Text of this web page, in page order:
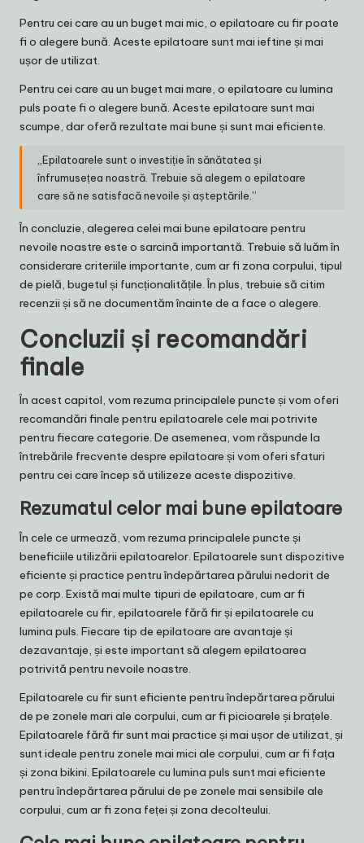
Pentru cei care au un buget mai mic, o epilatoare cu fir poate
fi o alegere bună. Aceste epilatoare sunt mai ieftine și mai
ușor de utilizat.
Pentru cei care au un buget mai mare, o epilatoare cu lumina
puls poate fi o alegere bună. Aceste epilatoare sunt mai
scumpe, dar oferă rezultate mai bune și sunt mai eficiente.
„Epilatoarele sunt o investiție în sănătatea și
înfrumusețea noastră. Trebuie să alegem o epilatoare
care să ne satisfacă nevoile și așteptările.”
În concluzie, alegerea celei mai bune epilatoare pentru
nevoile noastre este o sarcină importantă. Trebuie să luăm în
considerare criteriile importante, cum ar fi zona corpului, tipul
de pielă, bugetul și funcționalitățile. În plus, trebuie să citim
recenzii și să ne documentăm înainte de a face o alegere.
Concluzii și recomandări
finale
În acest capitol, vom rezuma principalele puncte și vom oferi
recomandări finale pentru epilatoarele cele mai potrivite
pentru fiecare categorie. De asemenea, vom răspunde la
întrebările frecvente despre epilatoare și vom oferi sfaturi
pentru cei care încep să utilizeze aceste dispozitive.
Rezumatul celor mai bune epilatoare
În cele ce urmează, vom rezuma principalele puncte și
beneficiile utilizării epilatoarelor. Epilatoarele sunt dispozitive
eficiente și practice pentru îndepărtarea părului nedorit de
pe corp. Există mai multe tipuri de epilatoare, cum ar fi
epilatoarele cu fir, epilatoarele fără fir și epilatoarele cu
lumina puls. Fiecare tip de epilatoare are avantaje și
dezavantaje, și este important să alegem epilatoarea
potrivită pentru nevoile noastre.
Epilatoarele cu fir sunt eficiente pentru îndepărtarea părului
de pe zonele mari ale corpului, cum ar fi picioarele și brațele.
Epilatoarele fără fir sunt mai practice și mai ușor de utilizat, și
sunt ideale pentru zonele mai mici ale corpului, cum ar fi fața
și zona bikini. Epilatoarele cu lumina puls sunt mai eficiente
pentru îndepărtarea părului de pe zonele mai sensibile ale
corpului, cum ar fi zona feței și zona decolteului.